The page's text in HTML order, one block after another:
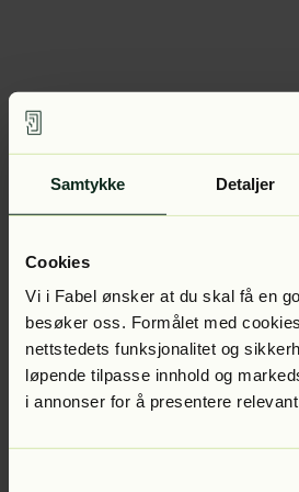
Samtykke Detaljer
Cookies
Vi i Fabel ønsker at du skal få en
besøker oss. Formålet med
nettstedets funksjonalitet og
løpende tilpasse innhold og
i annonser for å presentere